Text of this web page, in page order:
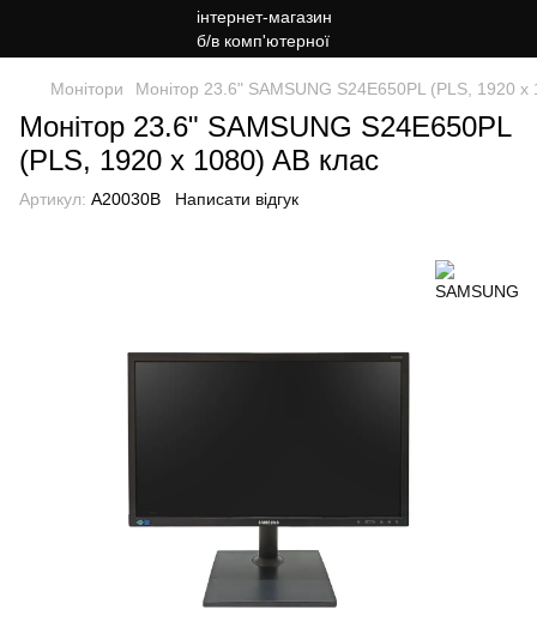
Монітори Монітор 23.6" SAMSUNG S24E650PL (PLS, 1920 x
Монітор 23.6" SAMSUNG S24E650PL
(PLS, 1920 x 1080) AB клас
Артикул: A20030B Написати відгук